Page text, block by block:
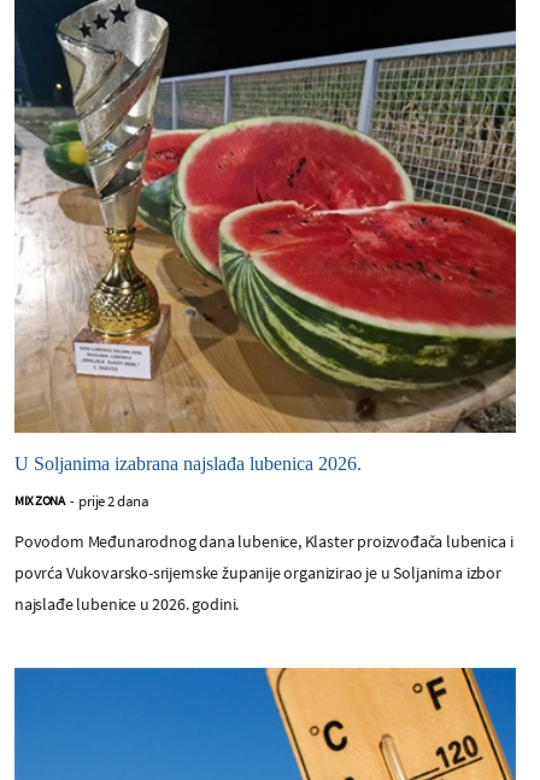
U Soljanima izabrana najslađa lubenica 2026.
MIX ZONA - prije 2 dana
Povodom Međunarodnog dana lubenice, Klaster proizvođača lubenica i
povrća Vukovarsko-srijemske županije organizirao je u Soljanima izbor
najslađe lubenice u 2026. godini.